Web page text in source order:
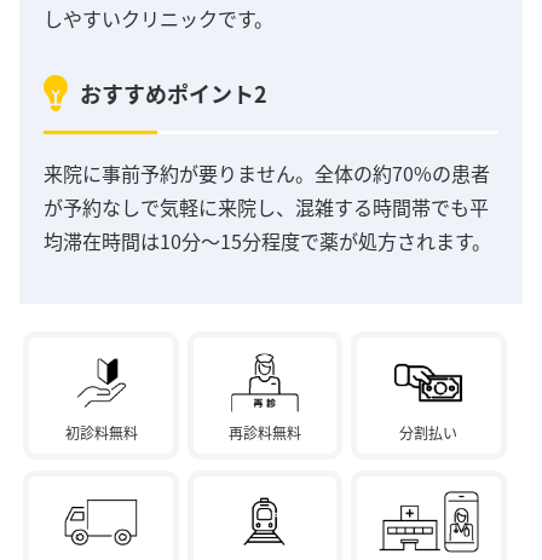
しやすいクリニックです。
おすすめポイント2
来院に事前予約が要りません。全体の約70%の患者
が予約なしで気軽に来院し、混雑する時間帯でも平
均滞在時間は10分～15分程度で薬が処方されます。
初診料無料 再診料無料 分割払い